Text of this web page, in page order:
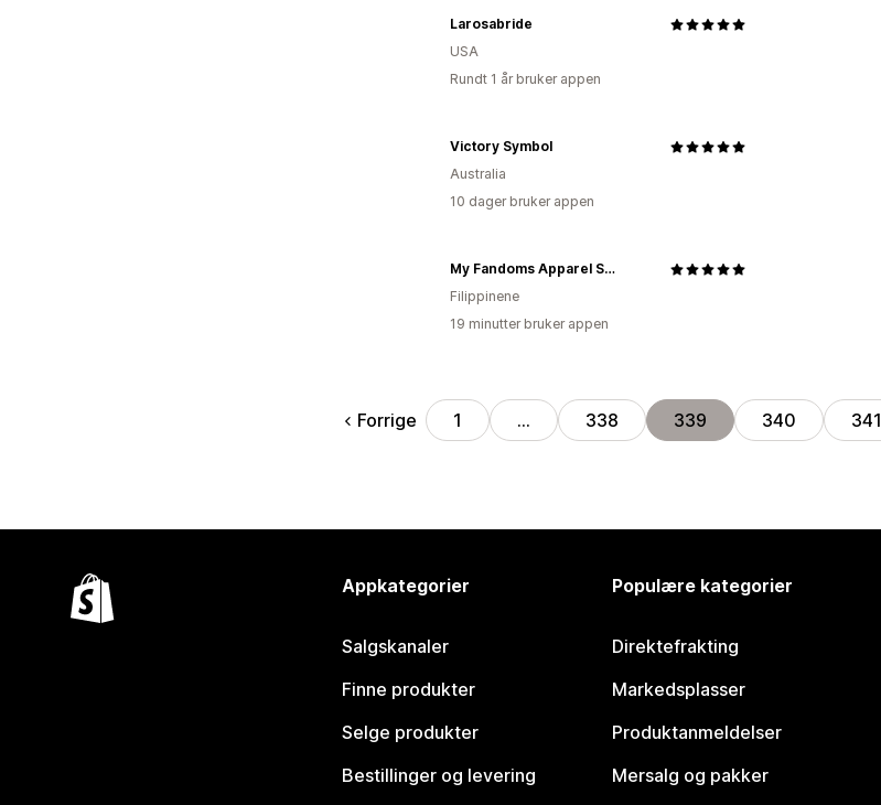
Larosabride
USA
Rundt 1 år bruker appen
Victory Symbol
Australia
10 dager bruker appen
My Fandoms Apparel Store
Filippinene
19 minutter bruker appen
Forrige 1 … 338 339 340 341
Appkategorier
Salgskanaler
Finne produkter
Selge produkter
Bestillinger og levering
Populære kategorier
Direktefrakting
Markedsplasser
Produktanmeldelser
Mersalg og pakker